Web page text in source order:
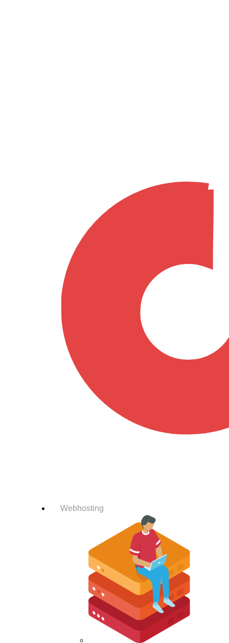
Webhosting